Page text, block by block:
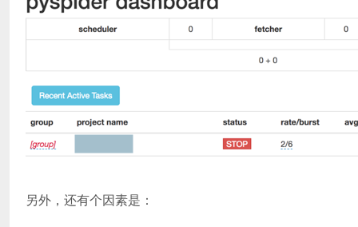
另外，还有个因素是：